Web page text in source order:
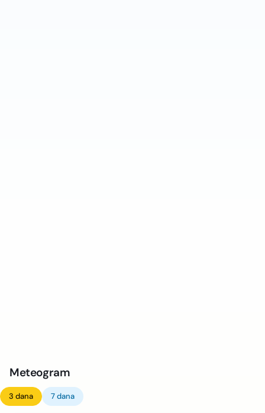
Meteogram
3 dana 7 dana